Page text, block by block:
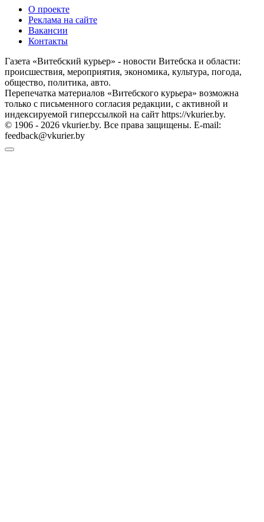
О проекте
Реклама на сайте
Вакансии
Контакты
Газета «Витебский курьер» - новости Витебска и области:
происшествия, мероприятия, экономика, культура, погода,
общество, политика, авто.
Перепечатка материалов «Витебского курьера» возможна
только с письменного согласия редакции, с активной и
индексируемой гиперссылкой на сайт https://vkurier.by.
© 1906 - 2026 vkurier.by. Все права защищены. E-mail:
feedback@vkurier.by